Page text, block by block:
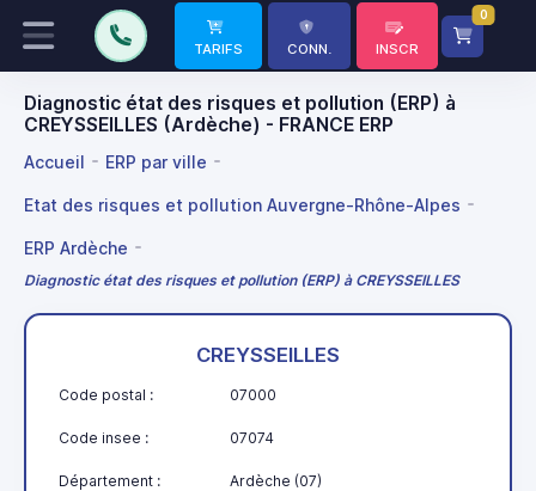
TARIFS CONN. INSCR
0
Diagnostic état des risques et pollution (ERP) à
CREYSSEILLES (Ardèche) - FRANCE ERP
Accueil ERP par ville
Etat des risques et pollution Auvergne-Rhône-Alpes
ERP Ardèche
Diagnostic état des risques et pollution (ERP) à CREYSSEILLES
CREYSSEILLES
Code postal : 07000
Code insee : 07074
Département : Ardèche (07)